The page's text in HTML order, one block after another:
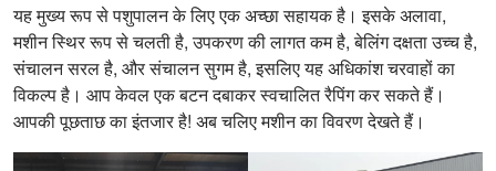
यह मुख्य रूप से पशुपालन के लिए एक अच्छा सहायक है। इसके अलावा,
मशीन स्थिर रूप से चलती है, उपकरण की लागत कम है, बेलिंग दक्षता उच्च है,
संचालन सरल है, और संचालन सुगम है, इसलिए यह अधिकांश चरवाहों का
विकल्प है। आप केवल एक बटन दबाकर स्वचालित रैपिंग कर सकते हैं।
आपकी पूछताछ का इंतजार है! अब चलिए मशीन का विवरण देखते हैं।